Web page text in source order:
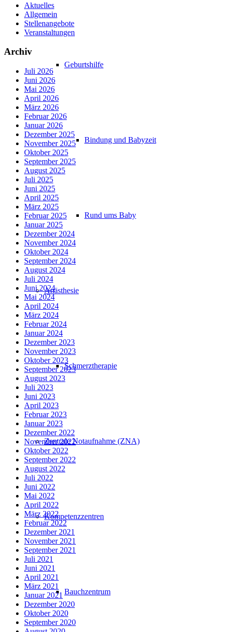
Geburtshilfe
Bindung und Babyzeit
Rund ums Baby
Anästhesie
Schmerztherapie
Zentrale Notaufnahme (ZNA)
Kompetenzzentren
Bauchzentrum
Aktuelles
Allgemein
Stellenangebote
Veranstaltungen
Archiv
Juli 2026
Juni 2026
Mai 2026
April 2026
März 2026
Februar 2026
Januar 2026
Dezember 2025
November 2025
Oktober 2025
September 2025
August 2025
Juli 2025
Juni 2025
April 2025
März 2025
Februar 2025
Januar 2025
Dezember 2024
November 2024
Oktober 2024
September 2024
August 2024
Juli 2024
Juni 2024
Mai 2024
April 2024
März 2024
Februar 2024
Januar 2024
Dezember 2023
November 2023
Oktober 2023
September 2023
August 2023
Juli 2023
Juni 2023
April 2023
Februar 2023
Januar 2023
Dezember 2022
November 2022
Oktober 2022
September 2022
August 2022
Juli 2022
Juni 2022
Mai 2022
April 2022
März 2022
Februar 2022
Dezember 2021
November 2021
September 2021
Juli 2021
Juni 2021
April 2021
März 2021
Januar 2021
Dezember 2020
Oktober 2020
September 2020